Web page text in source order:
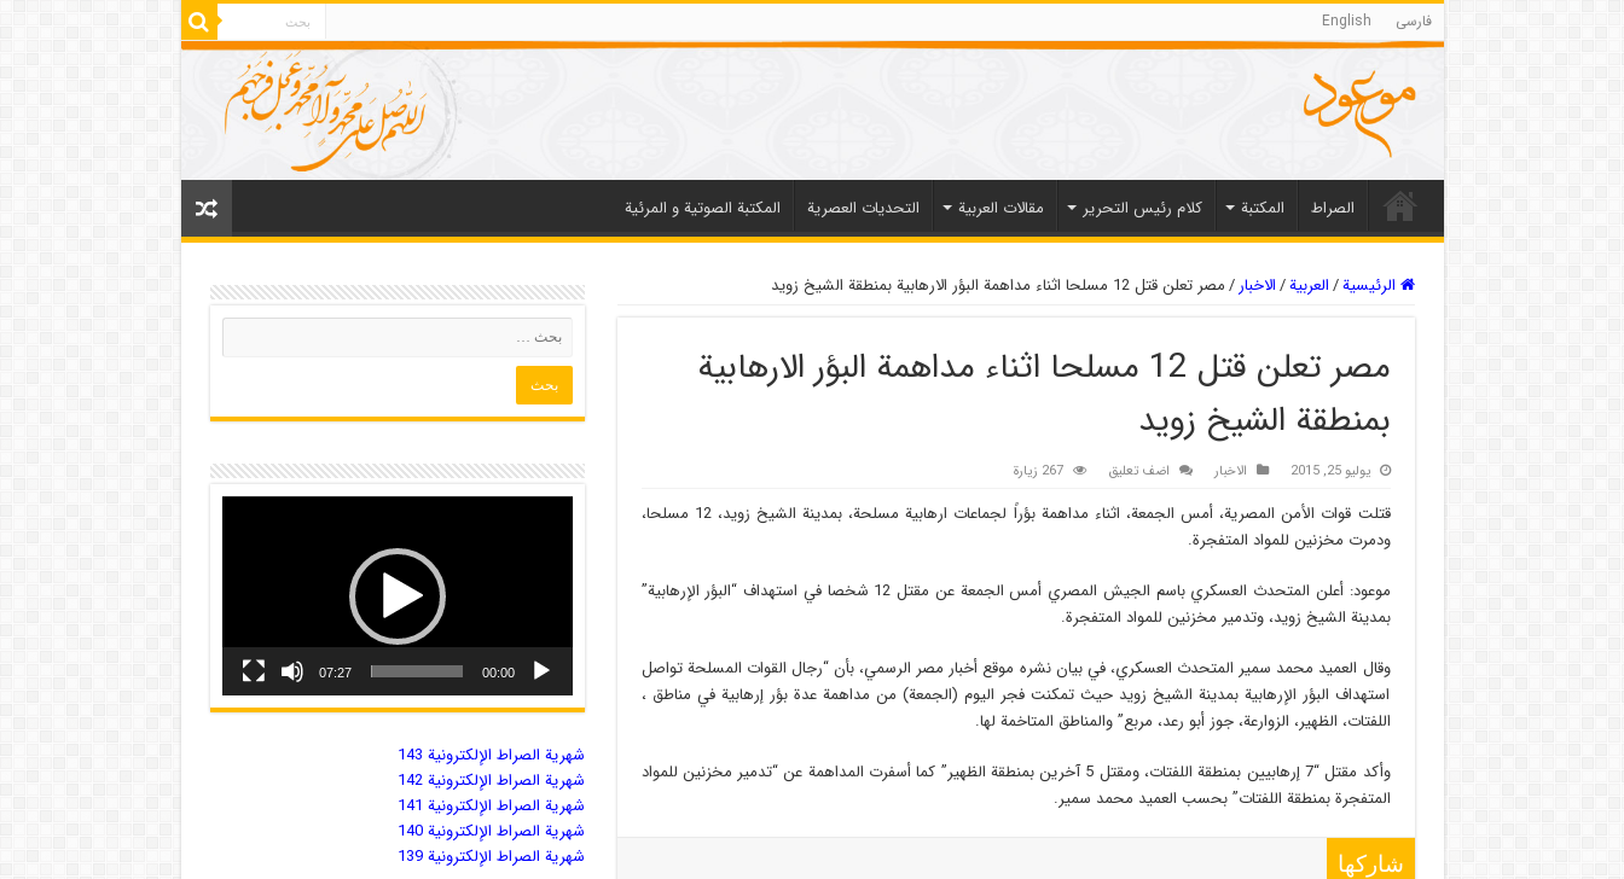
فارسی English
الصراط المکتبة كلام رئيس التحرير مقالات العربیة التحديات العصرية المكتبة الصوتية و المرئية
الرئيسية/العربیة/الاخبار /مصر تعلن قتل 12 مسلحا اثناء مداهمة البؤر الارهابية بمنطقة الشيخ زويد
مصر تعلن قتل 12 مسلحا اثناء مداهمة البؤر الارهابية
بمنطقة الشيخ زويد
يوليو 25, 2015 الاخبار اضف تعليق 267 زيارة
قتلت قوات الأمن المصرية، أمس الجمعة، اثناء مداهمة بؤراً لجماعات ارهابية مسلحة، بمدينة الشيخ زويد، 12 مسلحا،
ودمرت مخزنين للمواد المتفجرة.
موعود: أعلن المتحدث العسكري باسم الجيش المصري أمس الجمعة عن مقتل 12 شخصا في استهداف “البؤر الإرهابية”
بمدينة الشيخ زويد، وتدمير مخزنين للمواد المتفجرة.
وقال العميد محمد سمير المتحدث العسكري، في بيان نشره موقع أخبار مصر الرسمي، بأن “رجال القوات المسلحة تواصل
استهداف البؤر الإرهابية بمدينة الشيخ زويد حيث تمكنت فجر اليوم (الجمعة) من مداهمة عدة بؤر إرهابية في مناطق ،
اللفتات، الظهير، الزوارعة، جوز أبو رعد، مربع” والمناطق المتاخمة لها.
وأكد مقتل “7 إرهابيين بمنطقة اللفتات، ومقتل 5 آخرين بمنطقة الظهير” كما أسفرت المداهمة عن “تدمير مخزنين للمواد
المتفجرة بمنطقة اللفتات” بحسب العميد محمد سمير.
شاركها
00:00
07:27
شهریة الصراط الإلكترونية 143
شهریة الصراط الإلكترونية 142
شهریة الصراط الإلكترونية 141
شهریة الصراط الإلكترونية 140
شهریة الصراط الإلكترونية 139